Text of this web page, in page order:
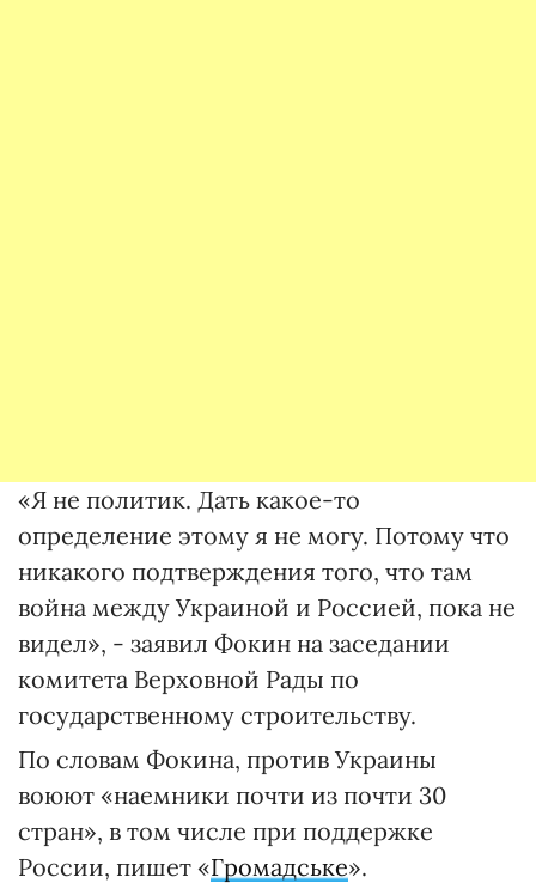
«Я не политик. Дать какое-то
определение этому я не могу. Потому что
никакого подтверждения того, что там
война между Украиной и Россией, пока не
видел», - заявил Фокин на заседании
комитета Верховной Рады по
государственному строительству.
По словам Фокина, против Украины
воюют «наемники почти из почти 30
стран», в том числе при поддержке
России, пишет «Громадське».